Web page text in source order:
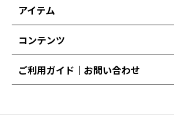
アイテム
コンテンツ
ご利用ガイド｜お問い合わせ